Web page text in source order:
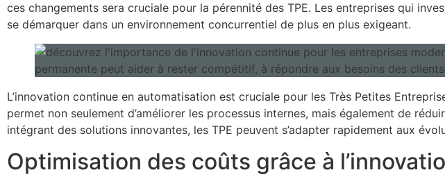
ces changements sera cruciale pour la pérennité des TPE. Les entreprises qui
se démarquer dans un environnement concurrentiel de plus en plus exigeant.
L’innovation continue en automatisation est cruciale pour les Très Petites
permet non seulement d’améliorer les processus internes, mais également de
intégrant des solutions innovantes, les TPE peuvent s’adapter rapidement aux
Optimisation des coûts grâce à